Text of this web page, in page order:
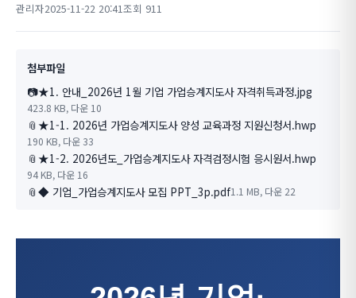
관리자2025-11-22 20:41조회 911
첨부파일
📷★1. 안내_2026년 1월 기업 가업승계지도사 자격취득과정.jpg
423.8 KB, 다운 10
📎★1-1. 2026년 가업승계지도사 양성 교육과정 지원신청서.hwp
190 KB, 다운 33
📎★1-2. 2026년도_가업승계지도사 자격검정시험 응시원서.hwp
94 KB, 다운 16
📎◆ 기업_가업승계지도사 모집 PPT_3p.pdf1.1 MB, 다운 22